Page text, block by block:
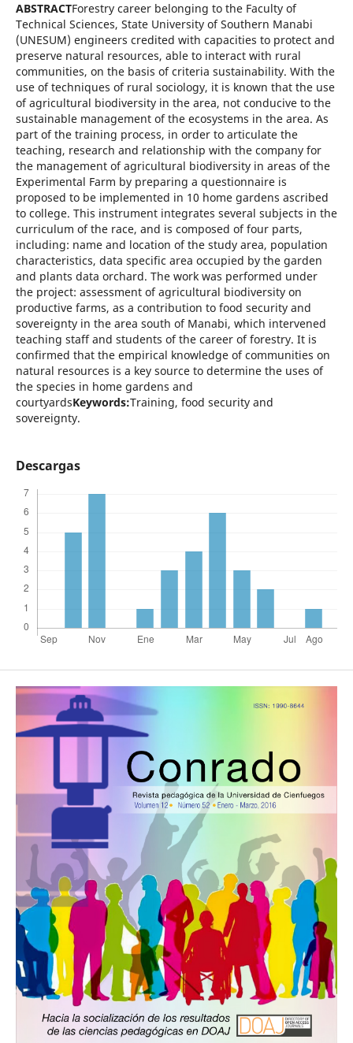
ABSTRACTForestry career belonging to the Faculty of
Technical Sciences, State University of Southern Manabi
(UNESUM) engineers credited with capacities to protect and
preserve natural resources, able to interact with rural
communities, on the basis of criteria sustainability. With the
use of techniques of rural sociology, it is known that the use
of agricultural biodiversity in the area, not conducive to the
sustainable management of the ecosystems in the area. As
part of the training process, in order to articulate the
teaching, research and relationship with the company for
the management of agricultural biodiversity in areas of the
Experimental Farm by preparing a questionnaire is
proposed to be implemented in 10 home gardens ascribed
to college. This instrument integrates several subjects in the
curriculum of the race, and is composed of four parts,
including: name and location of the study area, population
characteristics, data specific area occupied by the garden
and plants data orchard. The work was performed under
the project: assessment of agricultural biodiversity on
productive farms, as a contribution to food security and
sovereignty in the area south of Manabi, which intervened
teaching staff and students of the career of forestry. It is
confirmed that the empirical knowledge of communities on
natural resources is a key source to determine the uses of
the species in home gardens and
courtyardsKeywords:Training, food security and
sovereignty.
Descargas